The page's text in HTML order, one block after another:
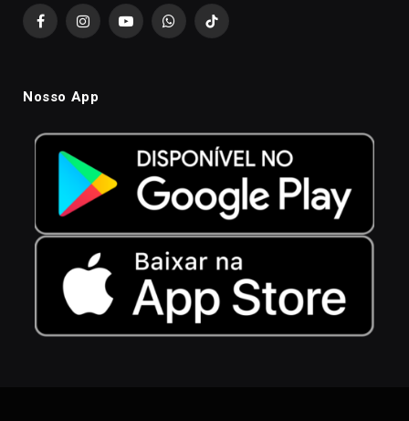
FacebookInstagramYouTubeWhatsAppTikTok
Nosso App